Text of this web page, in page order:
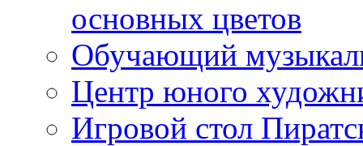
основных цветов
Обучающий
Центр юного
Игровой стол